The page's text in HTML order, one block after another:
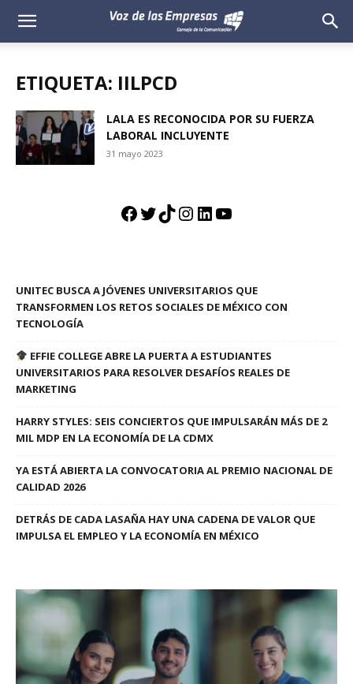
Voz
Empresas
ETIQUETA: IILPCD
LALA ES RECONOCIDA POR SU FUERZA
LABORAL INCLUYENTE
31 mayo 2023
Facebook
Twitter
TikTok
Instagram
LinkedIn
YouTube
UNITEC BUSCA A JÓVENES UNIVERSITARIOS QUE
TRANSFORMEN LOS RETOS SOCIALES DE MÉXICO CON
TECNOLOGÍA
EFFIE COLLEGE ABRE LA PUERTA A ESTUDIANTES
UNIVERSITARIOS PARA RESOLVER DESAFÍOS REALES DE
MARKETING
HARRY STYLES: SEIS CONCIERTOS QUE IMPULSARÁN MÁS DE 2
MIL MDP EN LA ECONOMÍA DE LA CDMX
YA ESTÁ ABIERTA LA CONVOCATORIA AL PREMIO NACIONAL DE
CALIDAD 2026
DETRÁS DE CADA LASAÑA HAY UNA CADENA DE VALOR QUE
IMPULSA EL EMPLEO Y LA ECONOMÍA EN MÉXICO